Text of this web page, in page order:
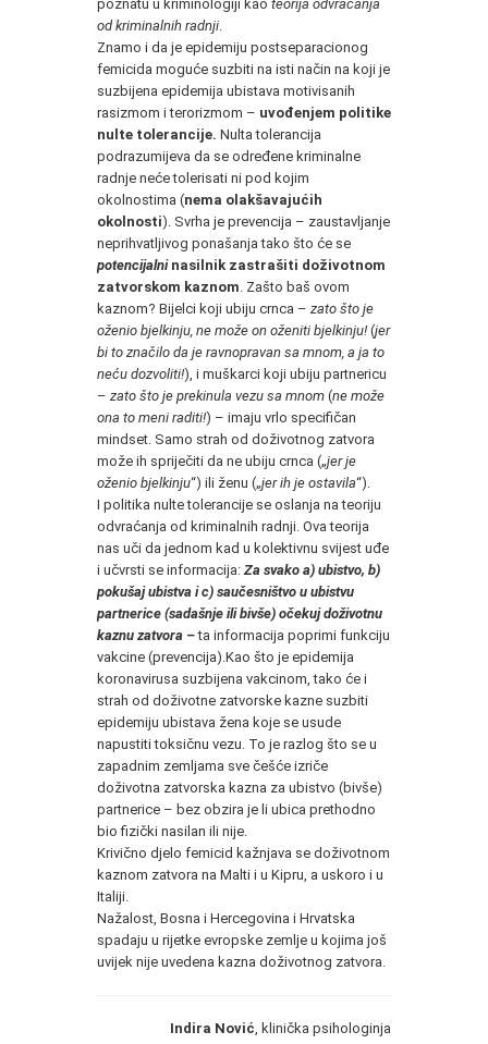
poznatu u kriminologiji kao teorija odvraćanja
od kriminalnih radnji
Znamo i da je epidemiju postseparacionog
femicida moguće suzbiti na isti način na koji je
suzbijena epidemija ubistava motivisanih
rasizmom i terorizmom – uvođenjem politike
nulte tolerancije. Nulta tolerancija
podrazumijeva da se određene kriminalne
radnje neće tolerisati ni pod kojim
okolnostima (nema olakšavajućih
okolnosti). Svrha je prevencija – zaustavljanje
neprihvatljivog ponašanja tako što će se
potencijalninasilnik zastrašiti doživotnom
zatvorskom kaznom . Zašto baš ovom
kaznom? Bijelci koji ubiju crnca – zato što je
oženio bjelkinju, ne može on oženiti bjelkinju! (jer
bi to značilo da je ravnopravan sa mnom, a ja to
neću dozvoliti!), i muškarci koji ubiju partnericu
– zato što je prekinula vezu sa mnom (ne može
ona to meni raditi!) – imaju vrlo specifičan
mindset. Samo strah od doživotnog zatvora
može ih spriječiti da ne ubiju crnca („jer je
oženio bjelkinju“) ili ženu („jer ih je ostavila“).
I politika nulte tolerancije se oslanja na teoriju
odvraćanja od kriminalnih radnji. Ova teorija
nas uči da jednom kad u kolektivnu svijest uđe
i učvrsti se informacija: Za svako a) ubistvo, b)
pokušaj ubistva i c) saučesništvo u ubistvu
partnerice (sadašnje ili bivše) očekuj doživotnu
kaznu zatvora –ta informacija poprimi funkciju
vakcine (prevencija).Kao što je epidemija
koronavirusa suzbijena vakcinom, tako će i
strah od doživotne zatvorske kazne suzbiti
epidemiju ubistava žena koje se usude
napustiti toksičnu vezu. To je razlog što se u
zapadnim zemljama sve češće izriče
doživotna zatvorska kazna za ubistvo (bivše)
partnerice – bez obzira je li ubica prethodno
bio fizički nasilan ili nije.
Krivično djelo femicid kažnjava se doživotnom
kaznom zatvora na Malti i u Kipru, a uskoro i u
Italiji.
Nažalost, Bosna i Hercegovina i Hrvatska
spadaju u rijetke evropske zemlje u kojima još
uvijek nije uvedena kazna doživotnog zatvora.
Indira Nović , klinička psihologinja